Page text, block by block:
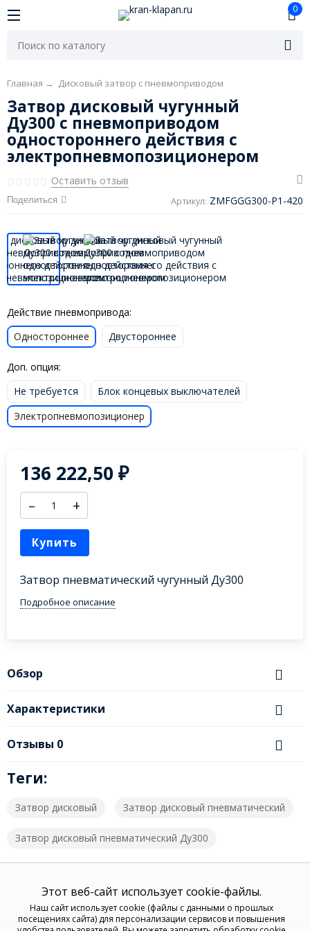
0
Главная → Дисковый затвор с пневмоприводом
Затвор дисковый чугунный
Ду300 с пневмоприводом
одностороннего действия с
электропневмопозиционером
Оставить отзыв
Поделиться Артикул: ZMFGGG300-P1-420
Действие пневмопривода:
Одностороннее
Двустороннее
Доп. опция:
Не требуется
Блок концевых выключателей
Электропневмопозиционер
136 222,50₽
– +
Купить
Затвор пневматический чугунный Ду300
Подробное описание
Обзор
Характеристики
Отзывы 0
Теги:
Затвор дисковый Затвор дисковый пневматический
Затвор дисковый пневматический Ду300
Этот веб-сайт использует cookie-файлы.
Наш сайт использует cookie (файлы с данными о прошлых
посещениях сайта) для персонализации сервисов и повышения